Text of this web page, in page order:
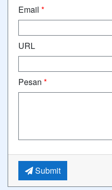
Email *
URL
Pesan *
Submit